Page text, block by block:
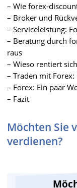
– Wie forex-
– Broker und
– Serviceleistung:
– Beratung durch
raus
– Wieso rentiert
– Traden mit
– Forex: Ein paar
– Fazit
Möchten Sie
verdienen?